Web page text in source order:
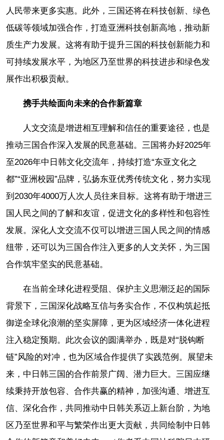
人民带来更多实惠。此外，三国还将在科技创新、绿色
低碳等领域加强合作，打造亚洲科技创新高地，推动新
质生产力发展。这将有助于提升三国的科技创新能力和
可持续发展水平，为地区乃至世界的科技进步和绿色发
展作出积极贡献。
携手共绘面向未来的合作新篇章
人文交流是增进相互理解和信任的重要途径，也是
推动三国合作深入发展的民意基础。三国将办好2025年
至2026年中日韩文化交流年，持续打造“东亚文化之
都”“亚洲校园”品牌，弘扬东亚优秀传统文化，努力实现
到2030年4000万人次人员往来目标。这将有助于增进三
国人民之间的了解和友谊，促进文化的多样性和包容性
发展。深化人文交流不仅可以增进三国人民之间的情感
纽带，还可以为三国合作注入更多的人文关怀，为三国
合作筑牢坚实的民意基础。
在当前全球化进程受阻、保护主义思潮泛起的国际
背景下，三国深化战略互信与务实合作，不仅构筑起抵
御逆全球化浪潮的坚实屏障，更为区域经济一体化进程
注入稳定预期。此次会议的圆满举办，既是对“脱钩断
链”风险的对冲，也为区域合作提供了实践范例。展望未
来，中日韩三国的合作前景广阔、潜力巨大。三国应继
续秉持开放包容、合作共赢的精神，加强沟通、增进互
信、深化合作，共同推动中日韩关系迈上新台阶，为地
区乃至世界和平与繁荣作出更大贡献，共同绘制中日韩